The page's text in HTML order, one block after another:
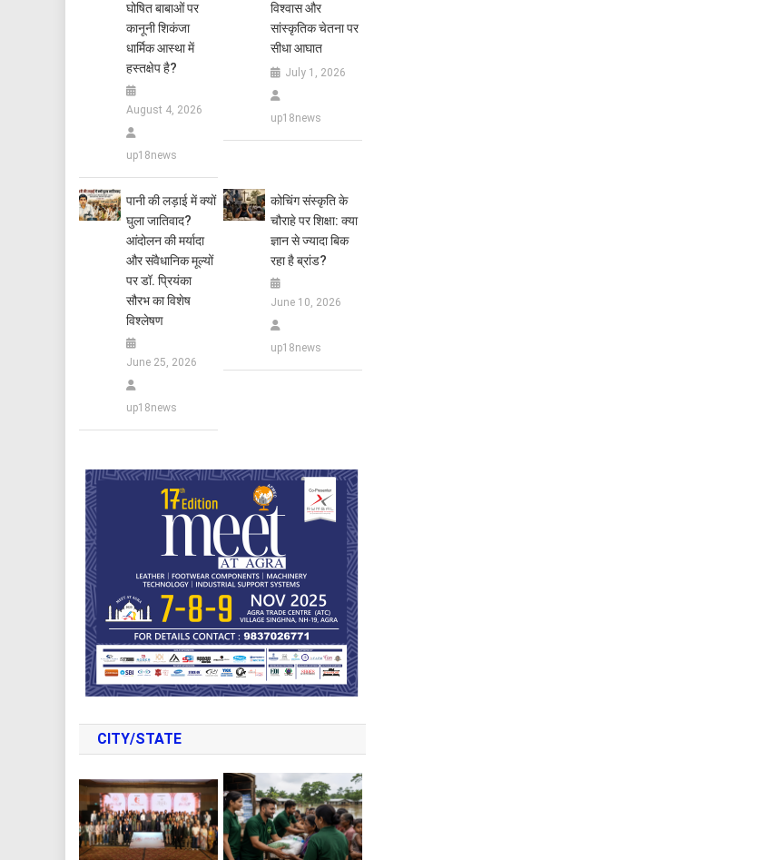
घोषित बाबाओं पर
कानूनी शिकंजा
धार्मिक आस्था में
हस्तक्षेप है?
August 4, 2026
up18news
विश्वास और
सांस्कृतिक चेतना पर
सीधा आघात
July 1, 2026
up18news
पानी की लड़ाई में क्यों
घुला जातिवाद?
आंदोलन की मर्यादा
और संवैधानिक मूल्यों
पर डॉ. प्रियंका
सौरभ का विशेष
विश्लेषण
June 25, 2026
up18news
कोचिंग संस्कृति के
चौराहे पर शिक्षा: क्या
ज्ञान से ज्यादा बिक
रहा है ब्रांड?
June 10, 2026
up18news
CITY/STATE